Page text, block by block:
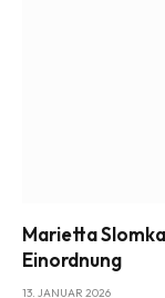
Marietta
Einordnung
13. JANUAR 2026